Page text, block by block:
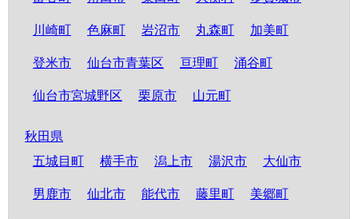
川崎町 色麻町 岩沼市 丸森町 加美町
登米市 仙台市青葉区 亘理町 涌谷町
仙台市宮城野区 栗原市 山元町
秋田県
五城目町
横手市 潟上市 湯沢市 大仙市
男鹿市 仙北市 能代市 藤里町 美郷町